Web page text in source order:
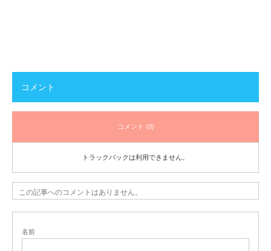
コメント
コメント (0)
トラックバックは利用できません。
この記事へのコメントはありません。
名前